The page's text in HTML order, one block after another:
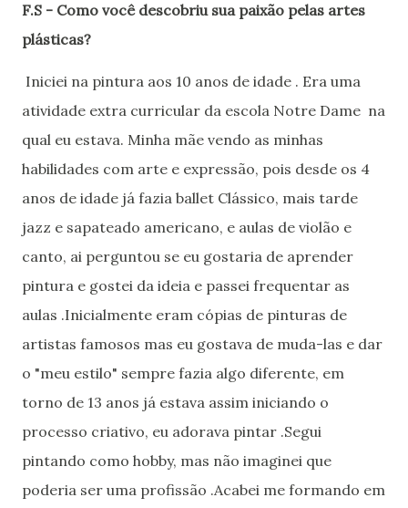
F.S - Como você descobriu sua paixão pelas artes
plásticas?
Iniciei na pintura aos 10 anos de idade . Era uma
atividade extra curricular da escola Notre Dame na
qual eu estava. Minha mãe vendo as minhas
habilidades com arte e expressão, pois desde os 4
anos de idade já fazia ballet Clássico, mais tarde
jazz e sapateado americano, e aulas de violão e
canto, ai perguntou se eu gostaria de aprender
pintura e gostei da ideia e passei frequentar as
aulas .Inicialmente eram cópias de pinturas de
artistas famosos mas eu gostava de muda-las e dar
o "meu estilo" sempre fazia algo diferente, em
torno de 13 anos já estava assim iniciando o
processo criativo, eu adorava pintar .Segui
pintando como hobby, mas não imaginei que
poderia ser uma profissão .Acabei me formando em